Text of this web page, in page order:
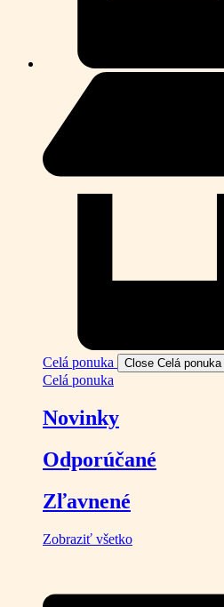
Celá ponuka Close Celá ponuka
Celá ponuka
Novinky
Odporúčané
Zľavnené
Zobraziť všetko